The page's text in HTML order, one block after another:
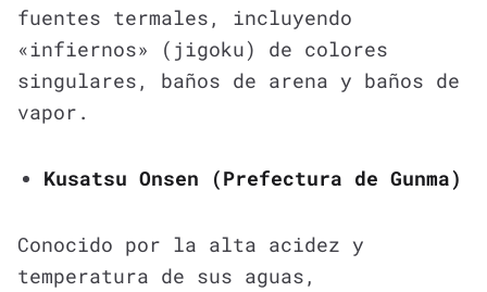
fuentes termales, incluyendo
«infiernos» (jigoku) de colores
singulares, baños de arena y baños de
vapor.
Kusatsu Onsen (Prefectura de Gunma)
Conocido por la alta acidez y
temperatura de sus aguas,